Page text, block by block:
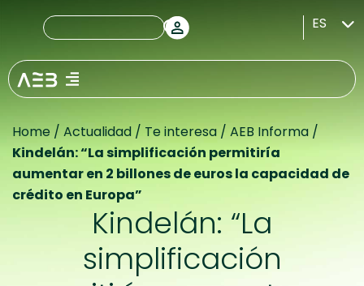
ES
Home / Actualidad / Te interesa / AEB Informa /
Kindelán: “La simplificación permitiría
aumentar en 2 billones de euros la capacidad de
crédito en Europa”
Kindelán: “La
simplificación